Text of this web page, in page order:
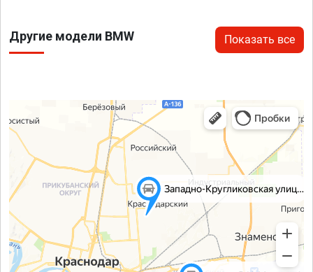
Другие модели BMW Показать все